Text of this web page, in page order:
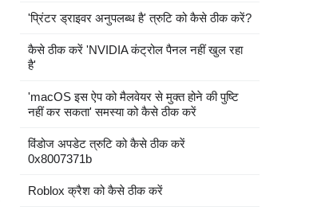
'प्रिंटर ड्राइवर अनुपलब्ध है' त्रुटि को कैसे ठीक करें?
कैसे ठीक करें 'NVIDIA कंट्रोल पैनल नहीं खुल रहा
है'
'macOS इस ऐप को मैलवेयर से मुक्त होने की पुष्टि
नहीं कर सकता' समस्या को कैसे ठीक करें
विंडोज अपडेट त्रुटि को कैसे ठीक करें
0x8007371b
Roblox क्रैश को कैसे ठीक करें